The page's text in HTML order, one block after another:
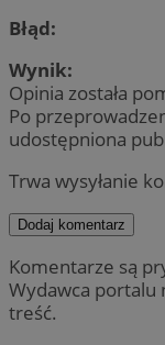
Błąd:
Wynik:
Opinia została
Po
udostępniona
Trwa wysyłanie
Dodaj komentarz
Komentarze są
Wydawca portalu
treść.